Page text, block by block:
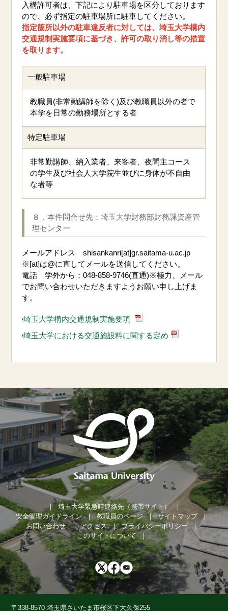
入構許可者は、下記により駐車場を区分しております
ので、必ず指定の駐車場所に駐車してください。
指定箇所以外の駐車違反者に対しては、埼玉大学構内
交通規制実施要項に基づき、許可の取り消し等の措置
を取ります。
一般駐車場
教職員(非常勤講師を除く)及び教職員以外の者で
本学を日常の勤務場所とする者
特定駐車場
非常勤講師、納入業者、来客者、夜間主コース
の学生及び社会人大学院生並びに身体が不自由
な者等
８．本件問合せ先：埼玉大学財務部財務課資産管
理センター
メールアドレス shisankanri[at]gr.saitama-u.ac.jp
※[at]は@に直してメールを送信してください。
電話 学外から：048-858-9746(直通)※極力、メール
でお問い合わせいただきますようお願い申し上げま
す。
埼玉大学構内交通規制実施要項
埼玉大学における交通施設料に関する定め
埼玉大学緊急時連絡先（携帯サイト）
安全管理ガイドライン
教職員のページ
サイトマップ
お問い合わせ
アクセス
プライバシーポリシー
このサイトについて
〒338-8570 埼玉県さいたま市桜区下大久保255